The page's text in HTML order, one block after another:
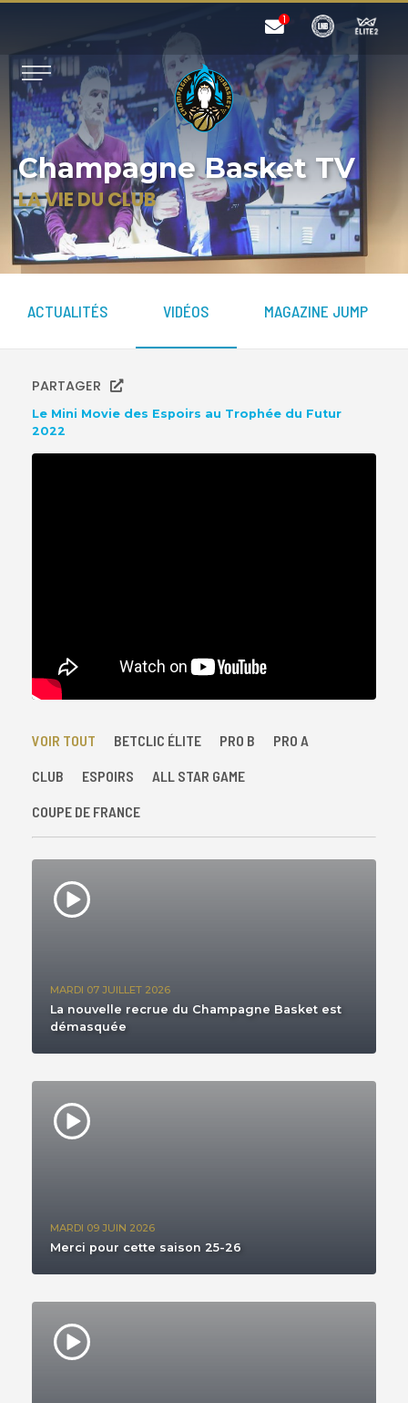
Champagne Basket TV
LA VIE DU CLUB
ACTUALITÉS VIDÉOS MAGAZINE JUMP
Le Mini Movie des Espoirs au Trophée du Futur
2022
PARTAGER
VOIR TOUT BETCLIC ÉLITE PRO B PRO A
CLUB ESPOIRS ALL STAR GAME
COUPE DE FRANCE
MARDI 07 JUILLET 2026
La nouvelle recrue du Champagne Basket est
démasquée
MARDI 09 JUIN 2026
Merci pour cette saison 25-26